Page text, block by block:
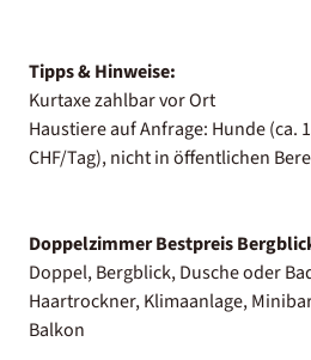
Tipps & Hinweise:
Kurtaxe zahlbar vor Ort
Haustiere auf Anfrage: Hunde (ca.
CHF/Tag), nicht in öffentlichen
Doppelzimmer Bestpreis
Doppel, Bergblick, Dusche oder
Haartrockner, Klimaanlage,
Balkon